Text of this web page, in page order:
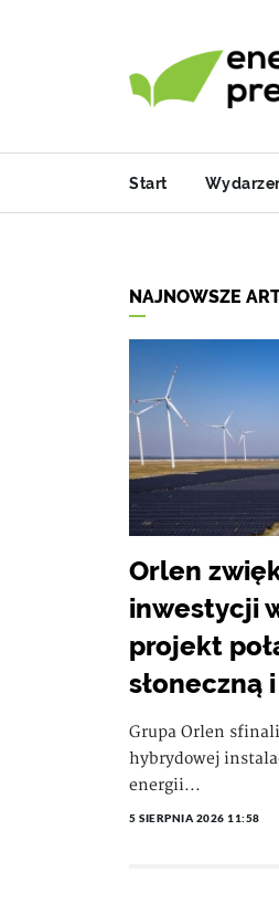
Start
NAJNOWSZE
Orlen
inwestycji
projekt
słoneczną
Grupa Orlen
hybrydowej
energii...
5 SIERPNIA 2026 11:58